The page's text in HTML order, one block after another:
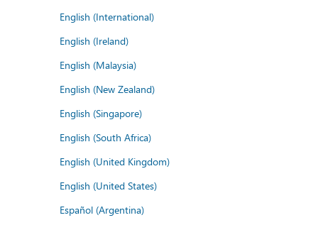
English (International)
English (Ireland)
English (Malaysia)
English (New Zealand)
English (Singapore)
English (South Africa)
English (United Kingdom)
English (United States)
Español (Argentina)